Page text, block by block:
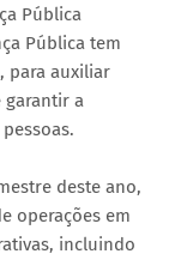
Pública
Pública tem
para auxiliar
garantir a
deste ano,
operações em
incluindo